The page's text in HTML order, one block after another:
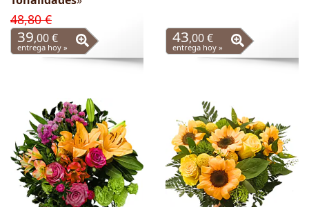
48,80 €
39,00 €
entrega hoy »
43,00 €
entrega hoy »